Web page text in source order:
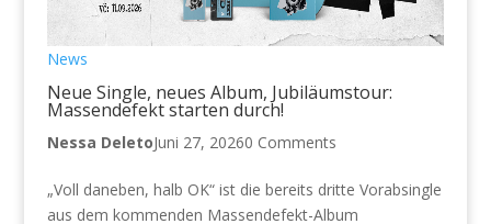
News
Neue Single, neues Album, Jubiläumstour:
Massendefekt starten durch!
Nessa DeletoJuni 27, 20260 Comments
„Voll daneben, halb OK“ ist die bereits dritte Vorabsingle
aus dem kommenden Massendefekt-Album